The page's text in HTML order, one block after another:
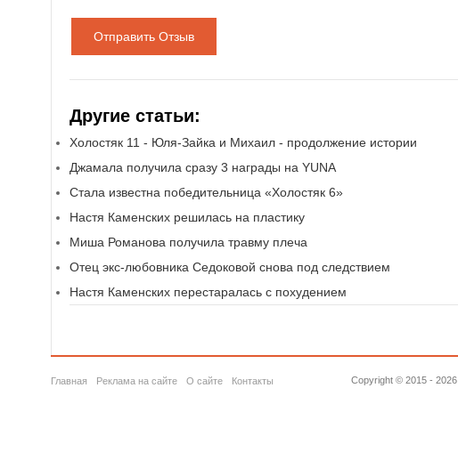
Отправить Отзыв
Другие статьи:
Холостяк 11 - Юля-Зайка и Михаил - продолжение истории
Джамала получила сразу 3 награды на YUNA
Стала известна победительница «Холостяк 6»
Настя Каменских решилась на пластику
Миша Романова получила травму плеча
Отец экс-любовника Седоковой снова под следствием
Настя Каменских перестаралась с похудением
Главная Реклама на сайте О сайте Контакты Copyright © 2015 - 2026